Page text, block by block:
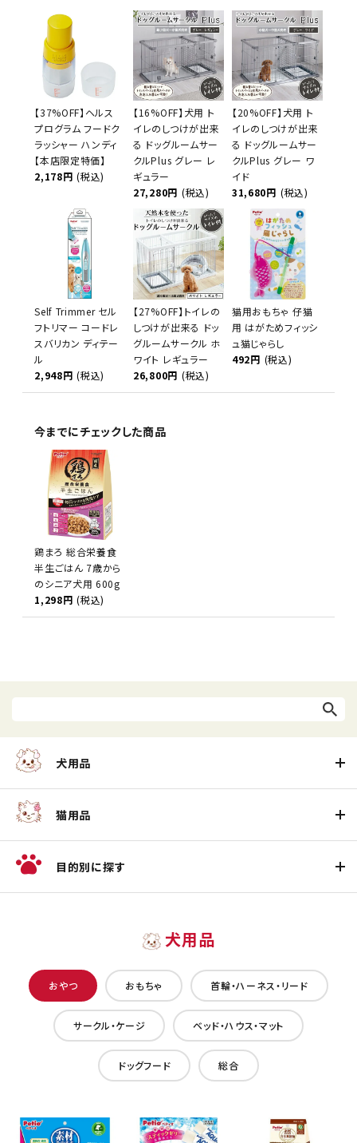
【37%OFF】ヘルス
プログラム フードク
ラッシャー ハンディ
【本店限定特価】
2,178円 (税込)
【16%OFF】犬用 ト
イレのしつけが出来
る ドッグルームサー
クルPlus グレー レ
ギュラー
27,280円 (税込)
【20%OFF】犬用 ト
イレのしつけが出来
る ドッグルームサー
クルPlus グレー ワ
イド
31,680円 (税込)
Self Trimmer セル
フトリマー コードレ
スバリカン ディテー
ル
2,948円 (税込)
【27%OFF】トイレの
しつけが出来る ドッ
グルームサークル ホ
ワイト レギュラー
26,800円 (税込)
猫用おもちゃ 仔猫
用 はがためフィッシ
ュ猫じゃらし
492円 (税込)
今までにチェックした商品
鶏まろ 総合栄養食
半生ごはん 7歳から
のシニア犬用 600g
1,298円 (税込)
犬用品
猫用品
目的別に探す
犬用品
おやつ おもちゃ 首輪・ハーネス・リード
サークル・ケージ ベッド・ハウス・マット
ドッグフード 総合